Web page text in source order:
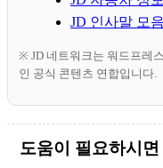
JD 인사말 모음
※ JD 네트워크는 워드프레
인 공식 콘텐츠 연합입니다.
도움이 필요하시면